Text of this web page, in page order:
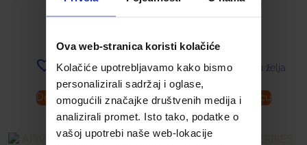
Ova web-stranica koristi kolačiće
Kolačiće upotrebljavamo kako bismo
personalizirali sadržaj i oglase,
omogućili značajke društvenih medija i
analizirali promet. Isto tako, podatke o
vašoj upotrebi naše web-lokacije
& ALOE
Dodaj u listu želja
Dodaj u košaricu
& PROPOLIS
Dodaj u listu želja
Dodaj u košaricu